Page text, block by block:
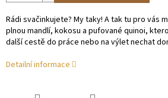
Rádi svačinkujete? My taky! A tak tu pro vás
plnou mandlí, kokosu a pufované quinoi,
další cestě do práce nebo na výlet nechat
Detailní informace